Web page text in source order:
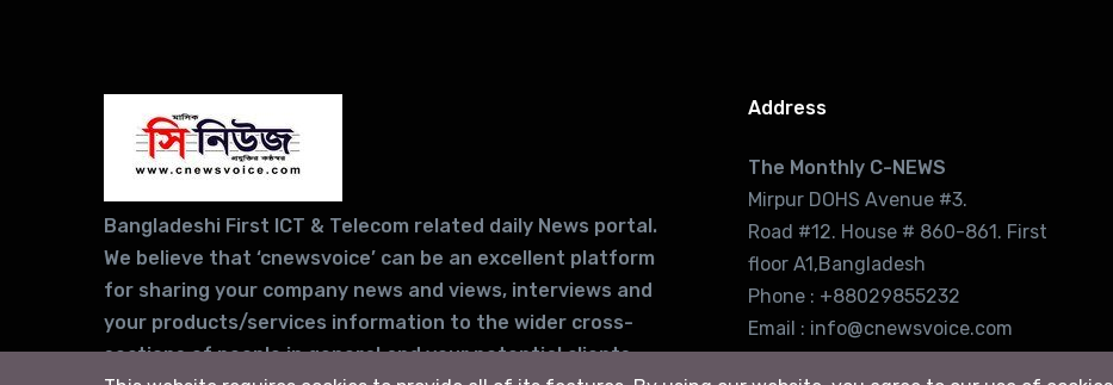
Bangladeshi First ICT & Telecom related daily News portal.
We believe that ‘cnewsvoice’ can be an excellent platform
for sharing your company news and views, interviews and
your products/services information to the wider cross-
sections of people in general and your potential clients
Address
The Monthly C-NEWS
Mirpur DOHS Avenue #3.
Road #12. House # 860-861. First
floor A1,Bangladesh
Phone : +88029855232
Email : info@cnewsvoice.com